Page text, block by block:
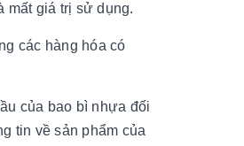
mất giá trị sử dụng.
các hàng hóa có
của bao bì nhựa đối
tin về sản phẩm của